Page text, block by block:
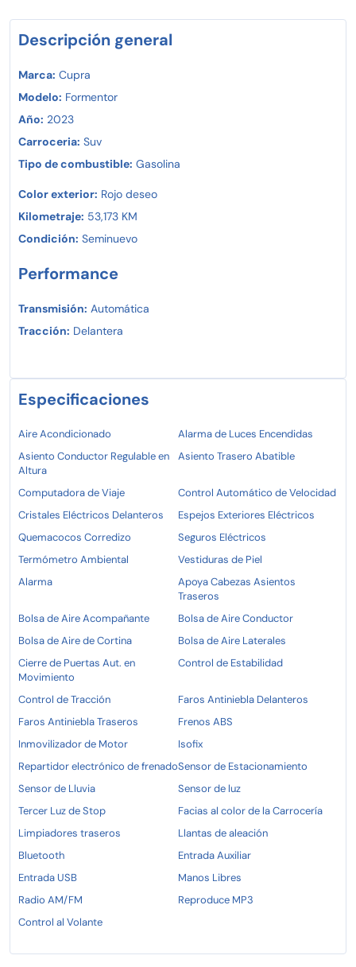
Crédito o pago de contado y vive la emoción de manejar
un auténtico Cupra Formentor VUD!
Descripción general
Marca: Cupra
Modelo: Formentor
Año: 2023
Carroceria: Suv
Tipo de combustible: Gasolina
Color exterior: Rojo deseo
Kilometraje: 53,173 KM
Condición: Seminuevo
Performance
Transmisión: Automática
Tracción: Delantera
Especificaciones
Aire Acondicionado
Alarma de Luces Encendidas
Asiento Conductor Regulable en
Altura
Asiento Trasero Abatible
Computadora de Viaje
Control Automático de Velocidad
Cristales Eléctricos Delanteros
Espejos Exteriores Eléctricos
Quemacocos Corredizo
Seguros Eléctricos
Termómetro Ambiental
Vestiduras de Piel
Alarma
Apoya Cabezas Asientos
Traseros
Bolsa de Aire Acompañante
Bolsa de Aire Conductor
Bolsa de Aire de Cortina
Bolsa de Aire Laterales
Cierre de Puertas Aut. en
Movimiento
Control de Estabilidad
Control de Tracción
Faros Antiniebla Delanteros
Faros Antiniebla Traseros
Frenos ABS
Inmovilizador de Motor
Isofix
Repartidor electrónico de frenadoSensor de Estacionamiento
Sensor de Lluvia
Sensor de luz
Tercer Luz de Stop
Facias al color de la Carrocería
Limpiadores traseros
Llantas de aleación
Bluetooth
Entrada Auxiliar
Entrada USB
Manos Libres
Radio AM/FM
Reproduce MP3
Control al Volante